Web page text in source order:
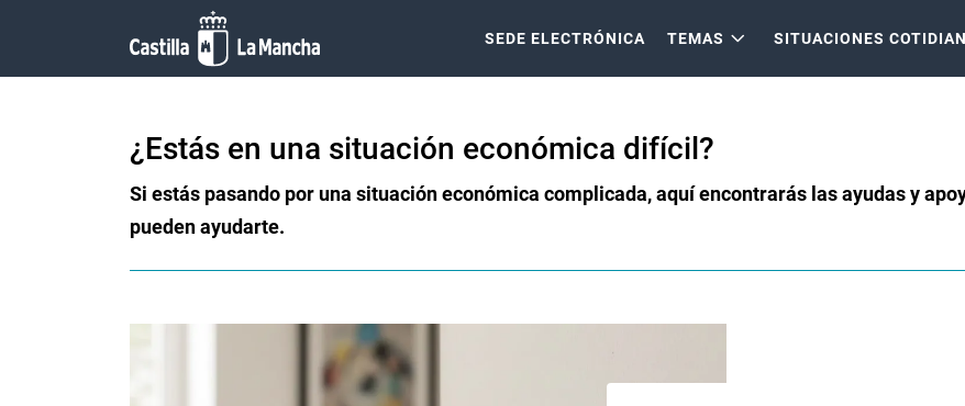
Pasar al contenido principal
SEDE ELECTRÓNICA TEMAS SITUACIONES
¿Estás en una situación económica difícil?
Si estás pasando por una situación económica complicada, aquí encontrarás las ayudas y
pueden ayudarte.